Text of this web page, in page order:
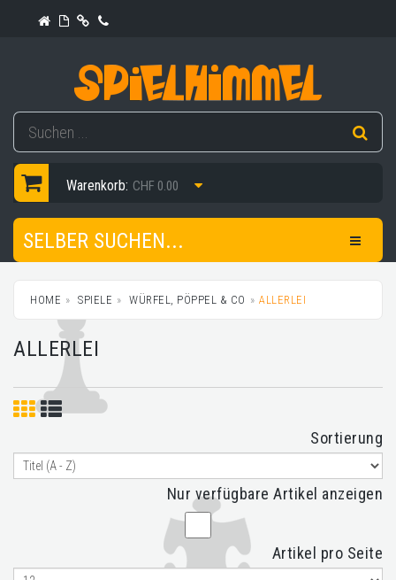
Warenkorb: CHF 0.00
SELBER SUCHEN...
HOME SPIELE WÜRFEL, PÖPPEL & CO ALLERLEI
ALLERLEI
Sortierung
Nur verfügbare Artikel anzeigen
Artikel pro Seite